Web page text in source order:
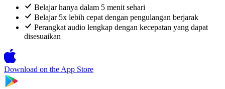
Belajar hanya dalam 5 menit sehari
Belajar 5x lebih cepat dengan pengulangan berjarak
Perangkat audio lengkap dengan kecepatan yang dapat
disesuaikan
Download on the App Store